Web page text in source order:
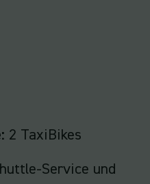
2 TaxiBikes
Service und